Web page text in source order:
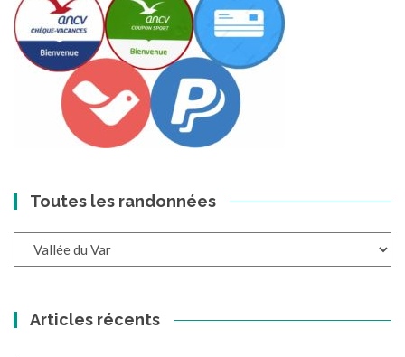
Toutes les randonnées
Articles récents